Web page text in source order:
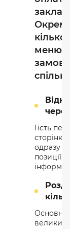
меню,
Гість
одразу
позиції,
Основне
великих